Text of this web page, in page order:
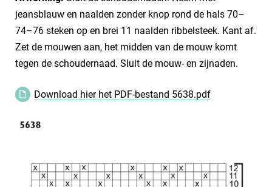
jeansblauw en naalden zonder knop rond de hals 70–
74–76 steken op en brei 11 naalden ribbelsteek. Kant af.
Zet de mouwen aan, het midden van de mouw komt
tegen de schoudernaad. Sluit de mouw- en zijnaden.
Download hier het PDF-bestand 5638.pdf